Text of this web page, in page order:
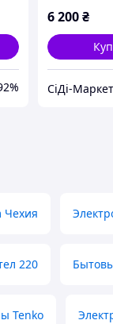
(18 кВт,
№2]
6 200 ₴
СіДі-Маркет
Чехия
220
Tenko